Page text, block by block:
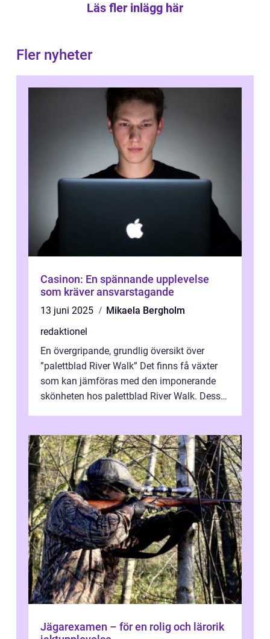
Läs fler inlägg här
Fler nyheter
Casinon: En spännande upplevelse
som kräver ansvarstagande
13 juni 2025
Mikaela Bergholm
redaktionel
En övergripande, grundlig översikt över
”palettblad River Walk” Det finns få växter
som kan jämföras med den imponerande
skönheten hos palettblad River Walk. Dess
Jägarexamen – för en rolig och lärorik